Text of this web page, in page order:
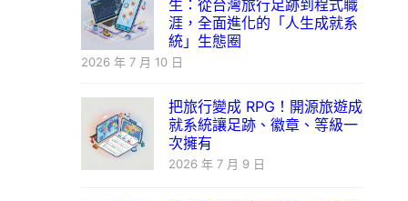
生：從台灣旅行足跡到程式職
涯，全面進化的「人生成就系
統」生態圈
2026 年 7 月 10 日
把旅行變成 RPG！開源旅遊成
就系統讓足跡、徽章、等級一
次擁有
2026 年 7 月 9 日